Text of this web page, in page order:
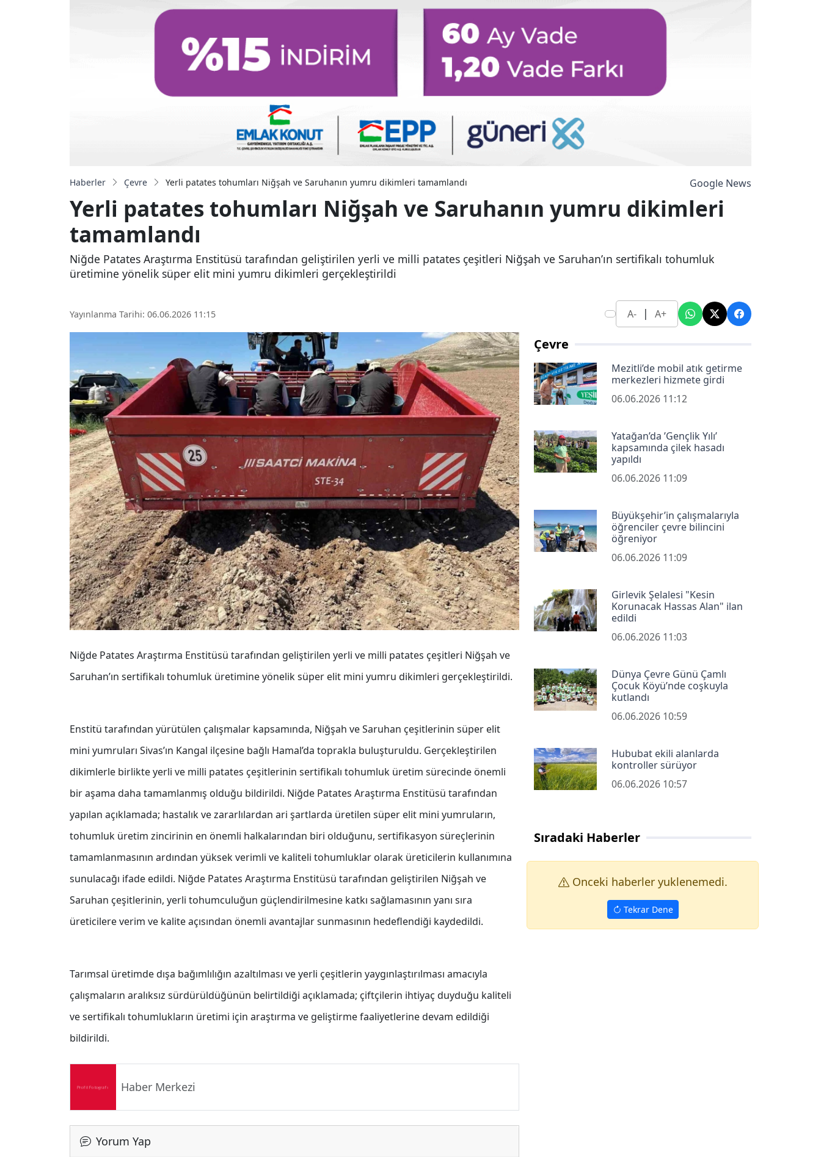
Haberler Çevre Yerli patates tohumları Niğşah ve Saruhanın yumru dikimleri tamamlandı Google News
Yerli patates tohumları Niğşah ve Saruhanın yumru dikimleri
tamamlandı
Niğde Patates Araştırma Enstitüsü tarafından geliştirilen yerli ve milli patates çeşitleri Niğşah ve Saruhan’ın sertifikalı tohumluk
üretimine yönelik süper elit mini yumru dikimleri gerçekleştirildi
Yayınlanma Tarihi: 06.06.2026 11:15 A- | A+
Niğde Patates Araştırma Enstitüsü tarafından geliştirilen yerli ve milli patates çeşitleri Niğşah ve
Saruhan’ın sertifikalı tohumluk üretimine yönelik süper elit mini yumru dikimleri gerçekleştirildi.
Enstitü tarafından yürütülen çalışmalar kapsamında, Niğşah ve Saruhan çeşitlerinin süper elit
mini yumruları Sivas’ın Kangal ilçesine bağlı Hamal’da toprakla buluşturuldu. Gerçekleştirilen
dikimlerle birlikte yerli ve milli patates çeşitlerinin sertifikalı tohumluk üretim sürecinde önemli
bir aşama daha tamamlanmış olduğu bildirildi. Niğde Patates Araştırma Enstitüsü tarafından
yapılan açıklamada; hastalık ve zararlılardan ari şartlarda üretilen süper elit mini yumruların,
tohumluk üretim zincirinin en önemli halkalarından biri olduğunu, sertifikasyon süreçlerinin
tamamlanmasının ardından yüksek verimli ve kaliteli tohumluklar olarak üreticilerin kullanımına
sunulacağı ifade edildi. Niğde Patates Araştırma Enstitüsü tarafından geliştirilen Niğşah ve
Saruhan çeşitlerinin, yerli tohumculuğun güçlendirilmesine katkı sağlamasının yanı sıra
üreticilere verim ve kalite açısından önemli avantajlar sunmasının hedeflendiği kaydedildi.
Tarımsal üretimde dışa bağımlılığın azaltılması ve yerli çeşitlerin yaygınlaştırılması amacıyla
çalışmaların aralıksız sürdürüldüğünün belirtildiği açıklamada; çiftçilerin ihtiyaç duyduğu kaliteli
ve sertifikalı tohumlukların üretimi için araştırma ve geliştirme faaliyetlerine devam edildiği
bildirildi.
Haber Merkezi
Yorum Yap
Çevre
Mezitli’de mobil atık getirme
merkezleri hizmete girdi
06.06.2026 11:12
Yatağan’da ’Gençlik Yılı’
kapsamında çilek hasadı
yapıldı
06.06.2026 11:09
Büyükşehir’in çalışmalarıyla
öğrenciler çevre bilincini
öğreniyor
06.06.2026 11:09
Girlevik Şelalesi "Kesin
Korunacak Hassas Alan" ilan
edildi
06.06.2026 11:03
Dünya Çevre Günü Çamlı
Çocuk Köyü’nde coşkuyla
kutlandı
06.06.2026 10:59
Hububat ekili alanlarda
kontroller sürüyor
06.06.2026 10:57
Sıradaki Haberler
Onceki haberler yuklenemedi.
Tekrar Dene